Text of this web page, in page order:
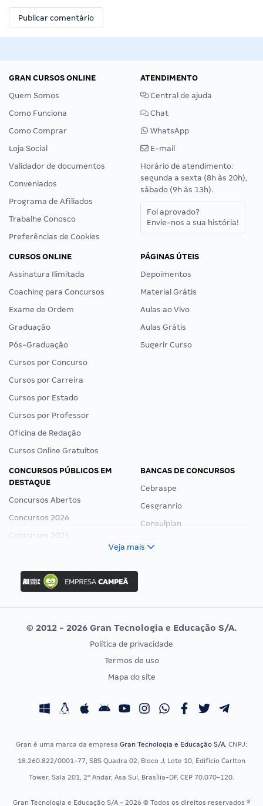
GRAN CURSOS ONLINE
Quem Somos
Como Funciona
Como Comprar
Loja Social
Validador de documentos
Conveniados
Programa de Afiliados
Trabalhe Conosco
Preferências de Cookies
ATENDIMENTO
Central de ajuda
Chat
WhatsApp
E-mail
Horário de atendimento:
segunda a sexta (8h às 20h),
sábado (9h às 13h).
Foi aprovado?
Envie-nos a sua história!
CURSOS ONLINE
Assinatura Ilimitada
Coaching para Concursos
Exame de Ordem
Graduação
Pós-Graduação
Cursos por Concurso
Cursos por Carreira
Cursos por Estado
Cursos por Professor
Oficina de Redação
Cursos Online Gratuitos
PÁGINAS ÚTEIS
Depoimentos
Material Grátis
Aulas ao Vivo
Aulas Grátis
Sugerir Curso
CONCURSOS PÚBLICOS EM
DESTAQUE
Concursos Abertos
Concursos 2026
Concursos 2025
Concurso Ibama
Concurso MPU
Editais publicados
BANCAS DE CONCURSOS
Cebraspe
Cesgranrio
Consulplan
Vunesp
CONCURSOS POR PROFISSÃO
Concursos Fiscais
Concursos Saúde
EXAME DE ORDEM
Calendário OAB
Veja mais
© 2012 - 2026 Gran Tecnologia e Educação S/A.
Política de privacidade
Termos de uso
Mapa do site
Gran é uma marca da empresa Gran Tecnologia e Educação S/A, CNPJ:
18.260.822/0001-77, SBS Quadra 02, Bloco J, Lote 10, Edifício Carlton
Tower, Sala 201, 2º Andar, Asa Sul, Brasília-DF, CEP 70.070-120.
Gran Tecnologia e Educação S/A - 2026 © Todos os direitos reservados ®